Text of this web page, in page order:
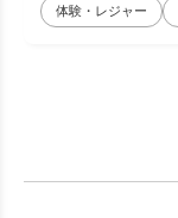
体験・レジャー